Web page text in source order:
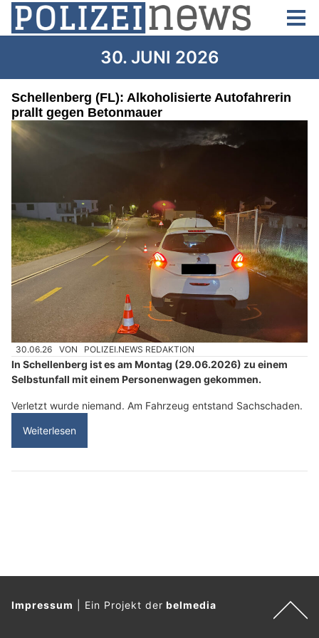
30. JUNI 2026
Schellenberg (FL): Alkoholisierte Autofahrerin
prallt gegen Betonmauer
30.06.26 VON POLIZEI.NEWS REDAKTION
In Schellenberg ist es am Montag (29.06.2026) zu einem
Selbstunfall mit einem Personenwagen gekommen.
Verletzt wurde niemand. Am Fahrzeug entstand Sachschaden.
Weiterlesen
Impressum Ein Projekt derbelmedia